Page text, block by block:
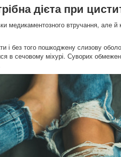
дієта при
медикаментозного втручання, але й
і без того пошкоджену слизову
в сечовому міхурі. Суворих